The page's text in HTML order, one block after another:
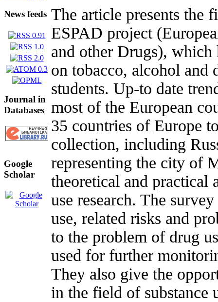
News feeds
Journal in
Databases
Google
Scholar
The article presents the
ESPAD project
and other Drugs), which
on tobacco, alcohol and
students. Up-to date
most of the European
35 countries of Europe
collection, including
representing the city of
theoretical and practical
use research. The
use, related risks and
to the problem of drug
used for further
They also give the
in the field of substance